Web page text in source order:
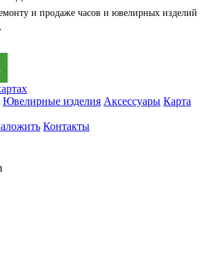
и продаже часов и ювелирных изделий
Ювелирные изделия Аксессуары Карта
Контакты